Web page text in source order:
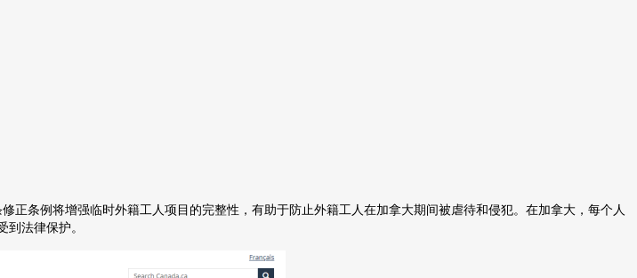
修正条例将增强临时外籍工人项目的完整性，有助于防止外籍工人在加拿大期间被虐待和侵犯。在加拿大，每个人
法律保护。